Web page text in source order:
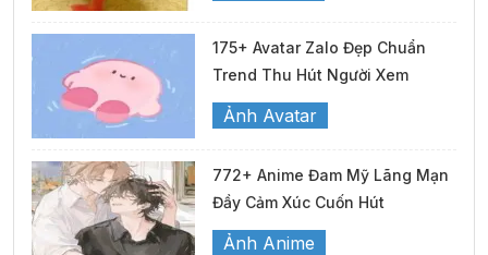
175+ Avatar Zalo Đẹp Chuẩn
Trend Thu Hút Người Xem
Ảnh Avatar
772+ Anime Đam Mỹ Lãng Mạn
Đầy Cảm Xúc Cuốn Hút
Ảnh Anime